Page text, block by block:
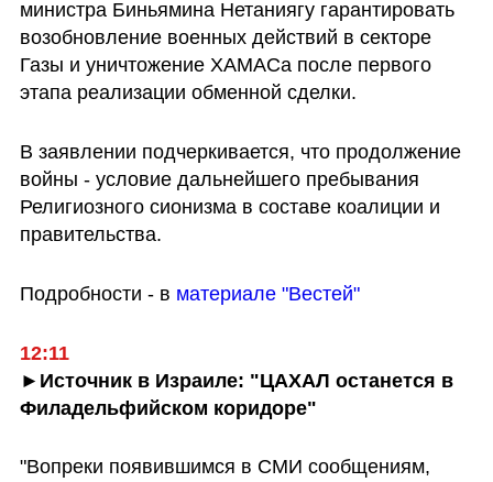
министра Биньямина Нетаниягу гарантировать
возобновление военных действий в секторе
Газы и уничтожение ХАМАСа после первого
этапа реализации обменной сделки.
В заявлении подчеркивается, что продолжение
войны - условие дальнейшего пребывания
Религиозного сионизма в составе коалиции и
правительства.
Подробности - в материале "Вестей"
12:11
►Источник в Израиле: "ЦАХАЛ останется в
Филадельфийском коридоре"
"Вопреки появившимся в СМИ сообщениям,